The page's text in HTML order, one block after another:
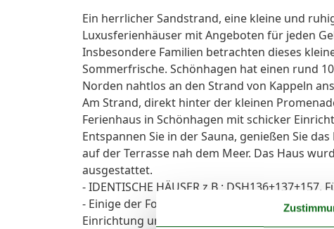
Ein herrlicher Sandstrand, eine kleine und
Luxusferienhäuser mit Angeboten für jeden
Insbesondere Familien betrachten dieses
Sommerfrische. Schönhagen hat einen rund
Norden nahtlos an den Strand von Kappeln
Am Strand, direkt hinter der kleinen
Ferienhaus in Schönhagen mit schicker
Entspannen Sie in der Sauna, genießen Sie
auf der Terrasse nah dem Meer. Das Haus
ausgestattet.
- IDENTISCHE HÄUSER z.B.:
- Einige der Fotos können Wohnbeispiele sein.
Einrichtung und des Hauses kann variieren.